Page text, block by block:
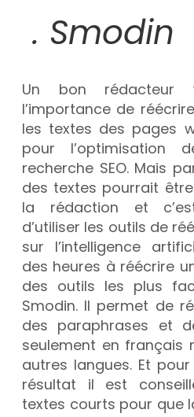
. Smodin
Un bon rédacteur
l’importance de
les textes des pages
pour l’optimisation
recherche SEO. Mais
des textes pourrait
la rédaction et
d’utiliser les outils de
sur l’intelligence
des heures à réécrire
des outils les plus
Smodin. Il permet de
des paraphrases et
seulement en français
autres langues. Et
résultat il est
textes courts pour que